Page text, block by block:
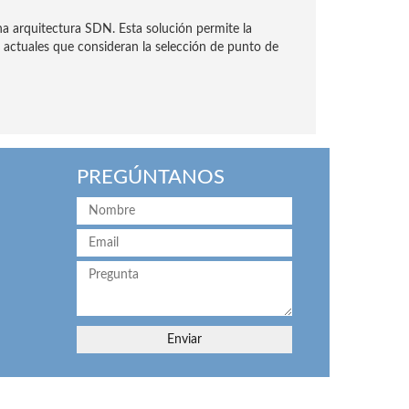
arquitectura SDN. Esta solución permite la
que consideran la selección de punto de
PREGÚNTANOS